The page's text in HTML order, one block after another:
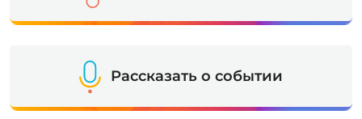
Рассказать о событии